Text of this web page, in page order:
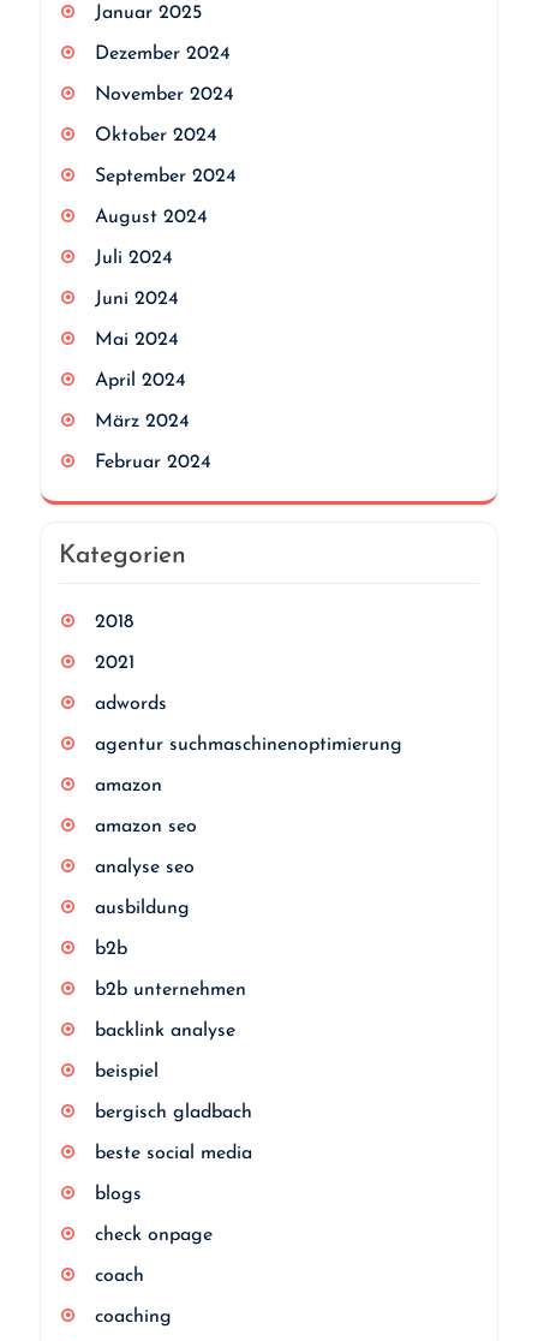
Januar 2025
Dezember 2024
November 2024
Oktober 2024
September 2024
August 2024
Juli 2024
Juni 2024
Mai 2024
April 2024
März 2024
Februar 2024
Kategorien
2018
2021
adwords
agentur suchmaschinenoptimierung
amazon
amazon seo
analyse seo
ausbildung
b2b
b2b unternehmen
backlink analyse
beispiel
bergisch gladbach
beste social media
blogs
check onpage
coach
coaching